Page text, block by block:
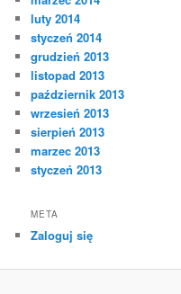
luty 2014
styczeń 2014
grudzień 2013
listopad 2013
październik 2013
wrzesień 2013
sierpień 2013
marzec 2013
styczeń 2013
META
Zaloguj się